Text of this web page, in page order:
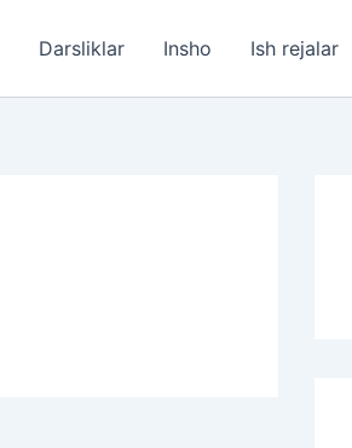
Darsliklar Insho Ish rejalar